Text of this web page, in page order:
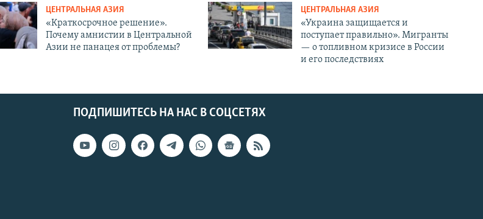
ЦЕНТРАЛЬНАЯ АЗИЯ
«Краткосрочное решение».
Почему амнистии в Центральной
Азии не панацея от проблемы?
ЦЕНТРАЛЬНАЯ АЗИЯ
«Украина защищается и
поступает правильно». Мигранты
— о топливном кризисе в России
и его последствиях
ПОДПИШИТЕСЬ НА НАС В СОЦСЕТЯХ